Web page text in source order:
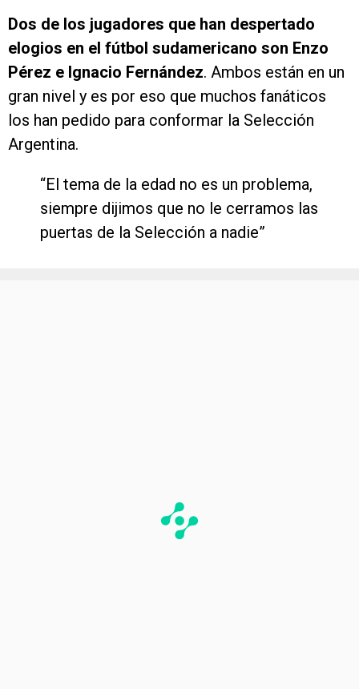
Dos de los jugadores que han despertado
elogios en el fútbol sudamericano son Enzo
Pérez e Ignacio Fernández. Ambos están en un
gran nivel y es por eso que muchos fanáticos
los han pedido para conformar la Selección
Argentina.
“El tema de la edad no es un problema,
siempre dijimos que no le cerramos las
puertas de la Selección a nadie”